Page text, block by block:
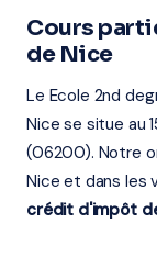
Cours
de Nice
Le Ecole 2nd
Nice se situe au
(06200). Notre
Nice et dans les
crédit d'impôt